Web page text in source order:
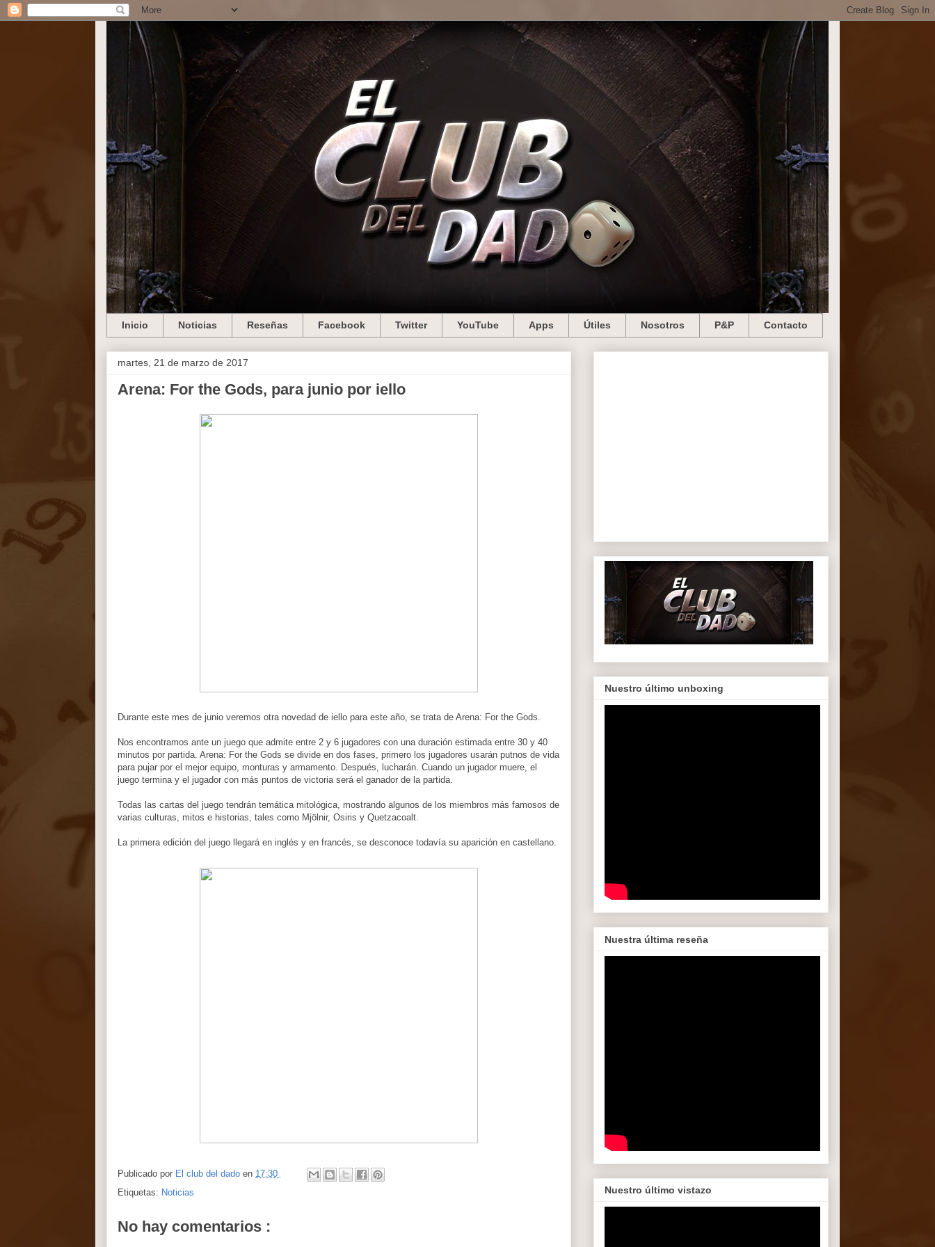
Inicio Noticias Reseñas Facebook Twitter YouTube Apps Útiles Nosotros P&P Contacto
martes, 21 de marzo de 2017
Arena: For the Gods, para junio por iello
Durante este mes de junio veremos otra novedad de iello para este año, se trata de Arena: For the Gods.
Nos encontramos ante un juego que admite entre 2 y 6 jugadores con una duración estimada entre 30 y 40
minutos por partida. Arena: For the Gods se divide en dos fases, primero los jugadores usarán putnos de vida
para pujar por el mejor equipo, monturas y armamento. Después, lucharán. Cuando un jugador muere, el
juego termina y el jugador con más puntos de victoria será el ganador de la partida.
Todas las cartas del juego tendrán temática mitológica, mostrando algunos de los miembros más famosos de
varias culturas, mitos e historias, tales como Mjölnir, Osiris y Quetzacoalt.
La primera edición del juego llegará en inglés y en francés, se desconoce todavía su aparición en castellano.
Publicado por El club del dado en 17:30
Etiquetas: Noticias
No hay comentarios :
Nuestro último unboxing
Nuestra última reseña
Nuestro último vistazo